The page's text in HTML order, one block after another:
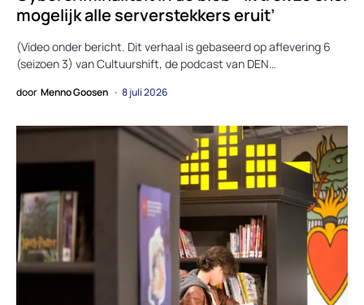
mogelijk alle serverstekkers eruit’
(Video onder bericht. Dit verhaal is gebaseerd op aflevering 6
(seizoen 3) van Cultuurshift, de podcast van DEN…
door Menno Goosen 8 juli 2026